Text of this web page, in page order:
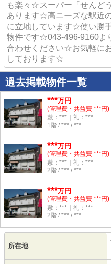
も楽々☆スーパー「せんど
あります☆高ニーズな駅近
に立地しています☆使い勝
物件です☆043-496-9160よ
合わせください☆お気軽に
しております☆
過去掲載物件一覧
***万円
(管理費・共益費 ***円)
敷：***｜礼：***
1階 / *** / ***
***万円
(管理費・共益費 ***円)
敷：***｜礼：***
2階 / *** / ***
***万円
(管理費・共益費 ***円)
敷：***｜礼：***
2階 / *** / ***
所在地